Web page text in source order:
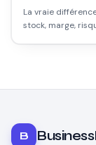
La vraie
stock, marge,
B